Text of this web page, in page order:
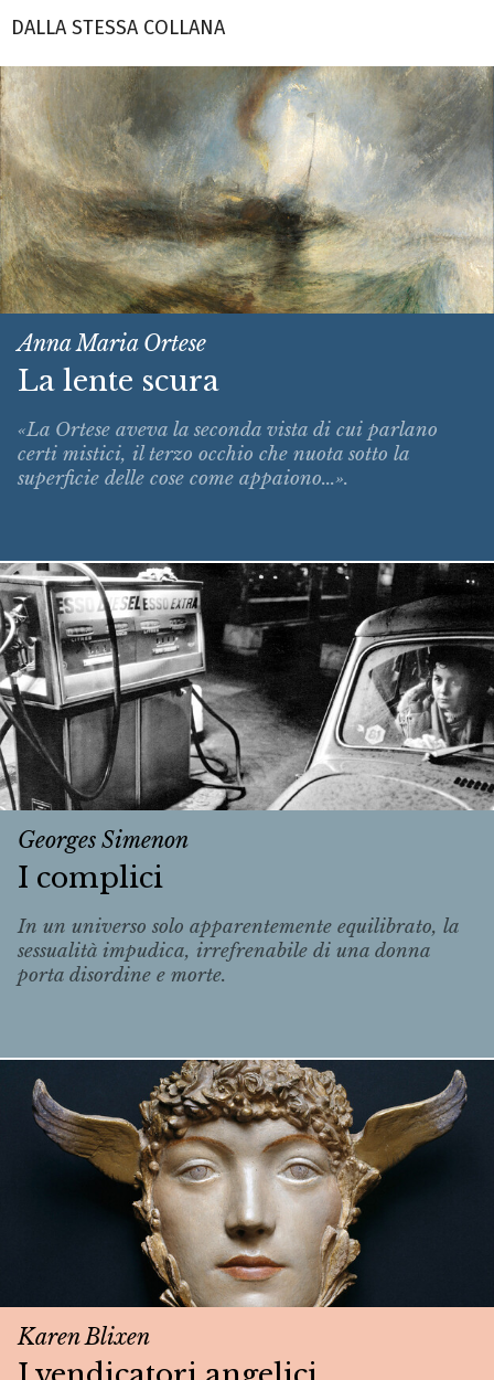
DALLA STESSA COLLANA
Anna Maria Ortese
La lente scura
«La Ortese aveva la seconda vista di cui parlano
certi mistici, il terzo occhio che nuota sotto la
superficie delle cose come appaiono...».
Georges Simenon
I complici
In un universo solo apparentemente equilibrato, la
sessualità impudica, irrefrenabile di una donna
porta disordine e morte.
Karen Blixen